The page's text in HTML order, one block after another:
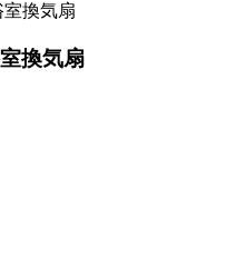
換気扇
換気扇